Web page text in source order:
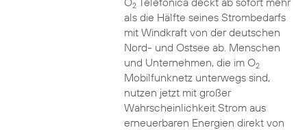
2
als die Hälfte seines Strombedarfs
mit Windkraft von der deutschen
Nord- und Ostsee ab. Menschen
und Unternehmen, die im O2
Mobilfunknetz unterwegs sind,
nutzen jetzt mit großer
Wahrscheinlichkeit Strom aus
erneuerbaren Energien direkt von